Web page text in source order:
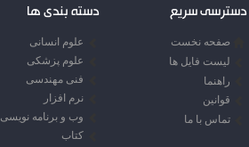
دسترسی سریع
صفحه نخست
لیست فایل ها
راهنما
قوانین
تماس با ما
دسته بندی ها
علوم انسانی
علوم پزشکی
فنی مهندسی
نرم افزار
وب و برنامه نویسی
کتاب